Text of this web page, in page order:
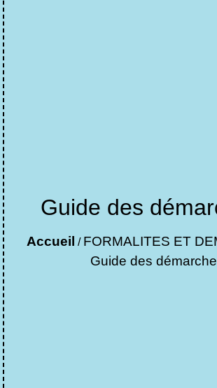
Guide des
Accueil / FORMALITES ET
Guide des